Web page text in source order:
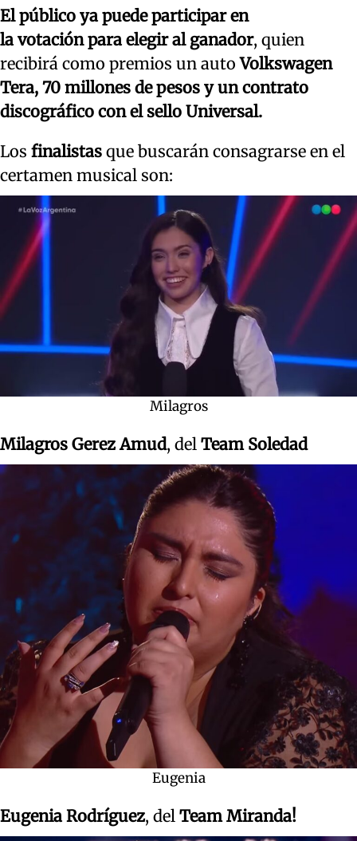
El público ya puede participar en
la votación para elegir al ganador, quien
recibirá como premios un autoVolkswagen
Tera, 70 millones de pesos y un contrato
discográfico con el sello Universal.
Los finalistas que buscarán consagrarse en el
certamen musical son:
Milagros
Milagros Gerez Amud, del Team Soledad
Eugenia
Eugenia Rodríguez, del Team Miranda!